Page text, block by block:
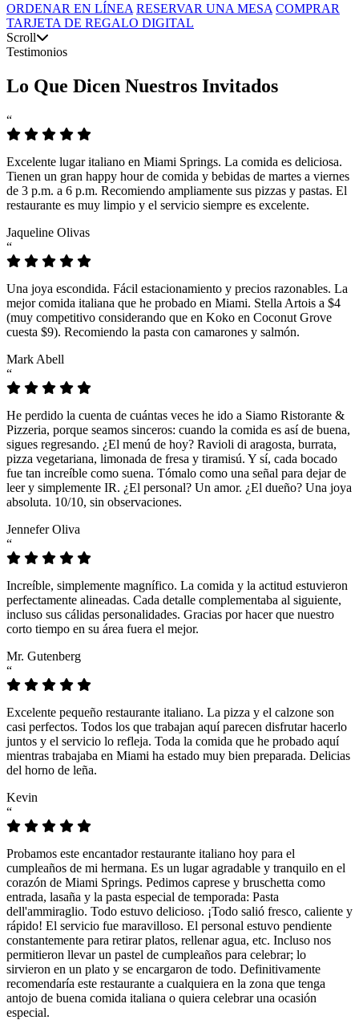
ORDENAR EN LÍNEA RESERVAR UNA MESA COMPRAR
TARJETA DE REGALO DIGITAL
Scroll
Testimonios
Lo Que Dicen Nuestros Invitados
“
Excelente lugar italiano en Miami Springs. La comida es deliciosa.
Tienen un gran happy hour de comida y bebidas de martes a viernes
de 3 p.m. a 6 p.m. Recomiendo ampliamente sus pizzas y pastas. El
restaurante es muy limpio y el servicio siempre es excelente.
Jaqueline Olivas
“
Una joya escondida. Fácil estacionamiento y precios razonables. La
mejor comida italiana que he probado en Miami. Stella Artois a $4
(muy competitivo considerando que en Koko en Coconut Grove
cuesta $9). Recomiendo la pasta con camarones y salmón.
Mark Abell
“
He perdido la cuenta de cuántas veces he ido a Siamo Ristorante &
Pizzeria, porque seamos sinceros: cuando la comida es así de buena,
sigues regresando. ¿El menú de hoy? Ravioli di aragosta, burrata,
pizza vegetariana, limonada de fresa y tiramisú. Y sí, cada bocado
fue tan increíble como suena. Tómalo como una señal para dejar de
leer y simplemente IR. ¿El personal? Un amor. ¿El dueño? Una joya
absoluta. 10/10, sin observaciones.
Jennefer Oliva
“
Increíble, simplemente magnífico. La comida y la actitud estuvieron
perfectamente alineadas. Cada detalle complementaba al siguiente,
incluso sus cálidas personalidades. Gracias por hacer que nuestro
corto tiempo en su área fuera el mejor.
Mr. Gutenberg
“
Excelente pequeño restaurante italiano. La pizza y el calzone son
casi perfectos. Todos los que trabajan aquí parecen disfrutar hacerlo
juntos y el servicio lo refleja. Toda la comida que he probado aquí
mientras trabajaba en Miami ha estado muy bien preparada. Delicias
del horno de leña.
Kevin
“
Probamos este encantador restaurante italiano hoy para el
cumpleaños de mi hermana. Es un lugar agradable y tranquilo en el
corazón de Miami Springs. Pedimos caprese y bruschetta como
entrada, lasaña y la pasta especial de temporada: Pasta
dell'ammiraglio. Todo estuvo delicioso. ¡Todo salió fresco, caliente y
rápido! El servicio fue maravilloso. El personal estuvo pendiente
constantemente para retirar platos, rellenar agua, etc. Incluso nos
permitieron llevar un pastel de cumpleaños para celebrar; lo
sirvieron en un plato y se encargaron de todo. Definitivamente
recomendaría este restaurante a cualquiera en la zona que tenga
antojo de buena comida italiana o quiera celebrar una ocasión
especial.